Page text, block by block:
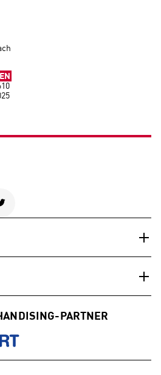
PARTNER